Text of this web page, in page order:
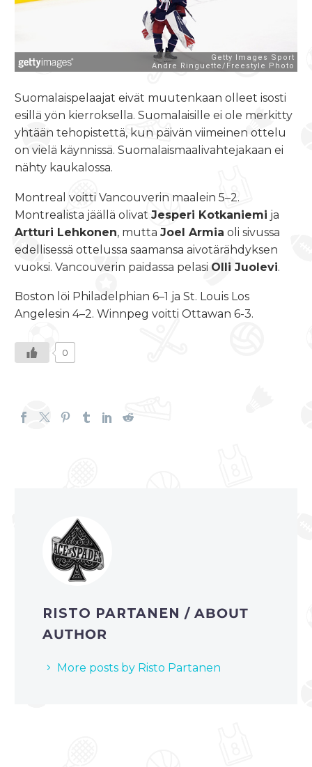
Suomalaispelaajat eivät muutenkaan olleet isosti
esillä yön kierroksella. Suomalaisille ei ole merkitty
yhtään tehopistettä, kun päivän viimeinen ottelu
on vielä käynnissä. Suomalaismaalivahtejakaan ei
nähty kaukalossa.
Montreal voitti Vancouverin maalein 5–2.
Montrealista jäällä olivat Jesperi Kotkaniemi ja
Artturi Lehkonen, mutta Joel Armia oli sivussa
edellisessä ottelussa saamansa aivotärähdyksen
vuoksi. Vancouverin paidassa pelasi Olli Juolevi.
Boston löi Philadelphian 6–1 ja St. Louis Los
Angelesin 4–2. Winnpeg voitti Ottawan 6-3.
0
RISTO PARTANEN/ ABOUT
AUTHOR
More posts by Risto Partanen